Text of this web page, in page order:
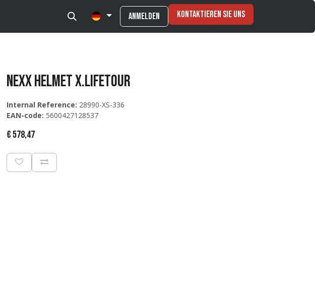
Anmelden Kontaktieren Sie uns
NEXX Helmet X.LIFETOUR
Internal Reference: 28990-XS-336
EAN-code: 5600427128537
€ 578,47